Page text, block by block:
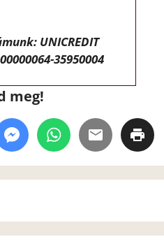
UNICREDIT
35950004
meg!